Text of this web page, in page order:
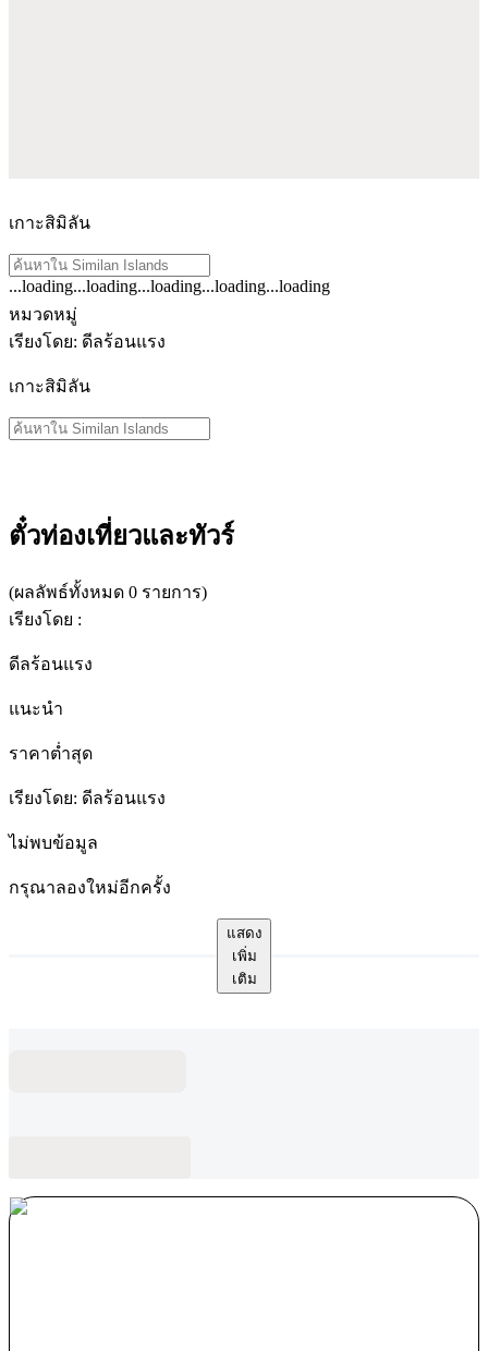
เกาะสิมิลัน
ดู
ผลลัพธ์
สำหรับ
Islands
...loading...loading...loading...loading...loading
หมวดหมู่
เรียงโดย: ดีลร้อนแรง
เกาะสิมิลัน
ทั้งหมด
Islands
"
ตั๋วท่องเที่ยวและทัวร์
(ผลลัพธ์ทั้งหมด 0 รายการ)
เรียงโดย :
ดีลร้อนแรง
แนะนำ
ราคาต่ำสุด
เรียงโดย: ดีลร้อนแรง
ไม่พบข้อมูล
กรุณาลองใหม่อีกครั้ง
แสดง
เพิ่ม
เติม